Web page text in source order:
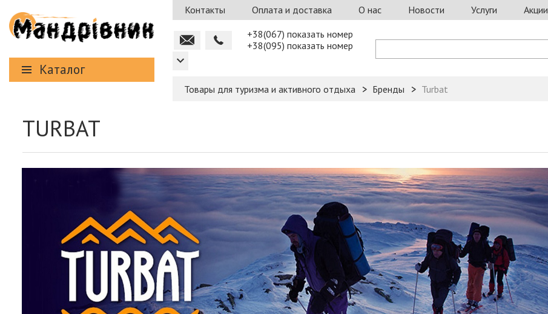
Каталог
Контакты Оплата и доставка О нас Новости Услуги Акции
+38(067) показать номер
+38(095) показать номер
Товары для туризма и активного отдыха Бренды Turbat
TURBAT